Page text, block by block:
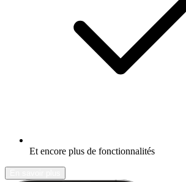
Et encore plus de fonctionnalités